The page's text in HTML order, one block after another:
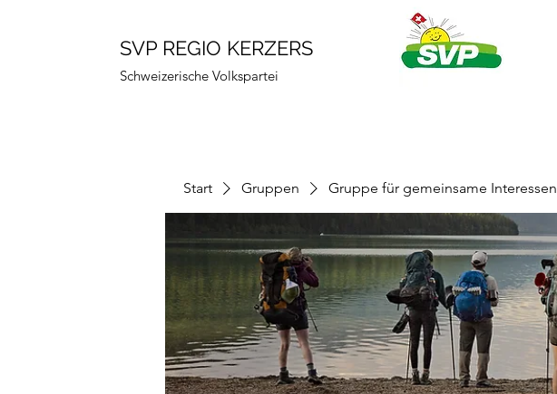
SVP REGIO KERZERS
Schweizerische Volkspartei
Start Gruppen Gruppe für gemeinsame Interessen